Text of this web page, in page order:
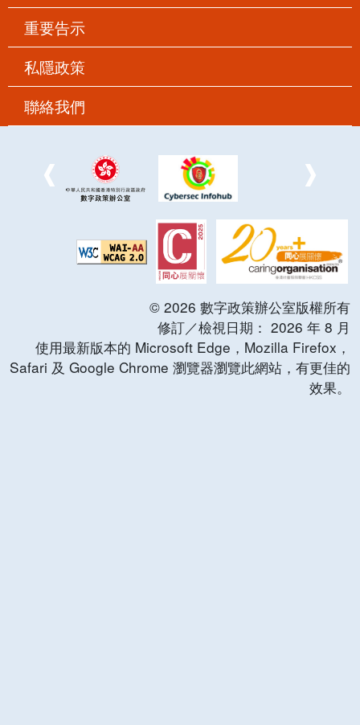
重要告示
私隱政策
聯絡我們
© 2026 數字政策辦公室版權所有
修訂／檢視日期： 2026 年 8 月
使用最新版本的 Microsoft Edge，Mozilla Firefox，
Safari 及 Google Chrome 瀏覽器瀏覽此網站，有更佳的
效果。